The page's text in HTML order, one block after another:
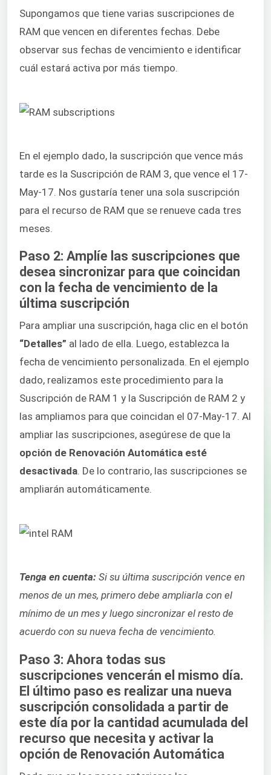
Supongamos que tiene varias suscripciones de
RAM que vencen en diferentes fechas. Debe
observar sus fechas de vencimiento e identificar
cuál estará activa por más tiempo.
En el ejemplo dado, la suscripción que vence más
tarde es la Suscripción de RAM 3, que vence el 17-
May-17. Nos gustaría tener una sola suscripción
para el recurso de RAM que se renueve cada tres
meses.
Paso 2: Amplíe las suscripciones que
desea sincronizar para que coincidan
con la fecha de vencimiento de la
última suscripción
Para ampliar una suscripción, haga clic en el botón
“Detalles” al lado de ella. Luego, establezca la
fecha de vencimiento personalizada. En el ejemplo
dado, realizamos este procedimiento para la
Suscripción de RAM 1 y la Suscripción de RAM 2 y
las ampliamos para que coincidan el 07-May-17. Al
ampliar las suscripciones, asegúrese de que la
opción de Renovación Automática esté
desactivada. De lo contrario, las suscripciones se
ampliarán automáticamente.
Tenga en cuenta: Si su última suscripción vence en
menos de un mes, primero debe ampliarla con el
mínimo de un mes y luego sincronizar el resto de
acuerdo con su nueva fecha de vencimiento.
Paso 3: Ahora todas sus
suscripciones vencerán el mismo día.
El último paso es realizar una nueva
suscripción consolidada a partir de
este día por la cantidad acumulada del
recurso que necesita y activar la
opción de Renovación Automática